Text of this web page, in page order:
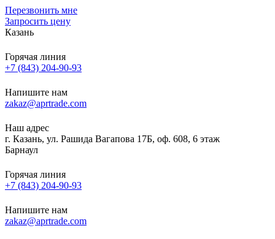
Перезвонить мне
Запросить цену
Казань
Горячая линия
+7 (843) 204-90-93
Напишите нам
zakaz@aprtrade.com
Наш адрес
г. Казань, ул. Рашида Вагапова 17Б, оф. 608, 6 этаж
Барнаул
Горячая линия
+7 (843) 204-90-93
Напишите нам
zakaz@aprtrade.com